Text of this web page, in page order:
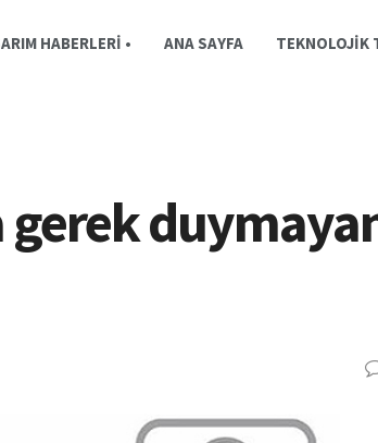
HABERLERI • ANA SAYFA TEKNOLOJIK
gerek